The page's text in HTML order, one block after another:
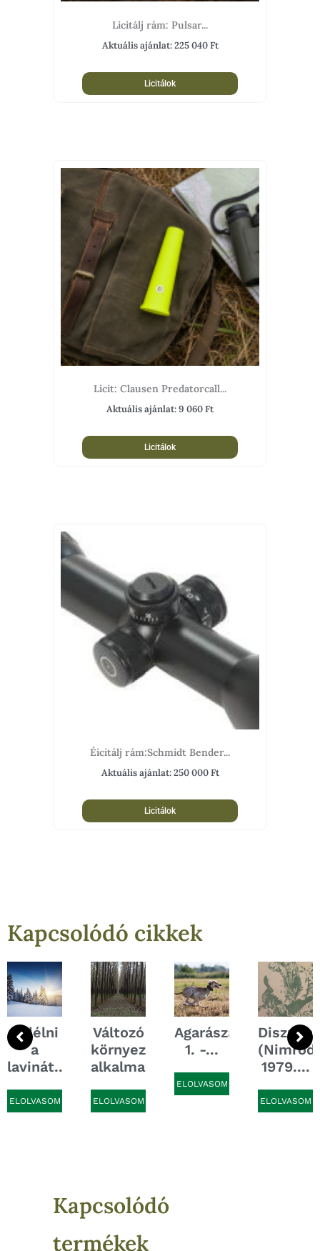
Licitálj rám: Pulsar...
Aktuális ajánlat:225 040Ft
Licitálok
Licit: Clausen Predatorcall...
Aktuális ajánlat:9 060Ft
Licitálok
Éicitálj rám:Schmidt Bender...
Aktuális ajánlat:250 000Ft
Licitálok
Kapcsolódó cikkek
Túlélni
a
lavinát...
ELOLVASOM
Változó
környezet,
alkalmazkodó...
ELOLVASOM
Agarászat
1. -...
ELOLVASOM
(Nimród,
1979....
ELOLVASOM
Kapcsolódó
termékek